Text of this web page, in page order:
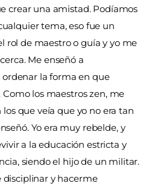
crear una amistad. Podíamos
tema, eso fue un
rol de maestro o guía y yo me
Me enseñó a
la forma en que
Como los maestros zen, me
que veía que yo no era tan
Yo era muy rebelde, y
a la educación estricta y
siendo el hijo de un militar.
y hacerme